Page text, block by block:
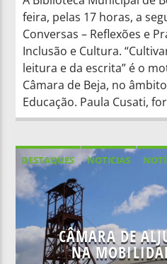
feira, pelas 17 horas, a
Conversas – Reflexões e
Inclusão e Cultura.
leitura e da escrita” é o
Câmara de Beja, no
Educação. Paula Cusati,
DESTAQUES NOTICIAS
NOTÍCIAS NACIONAIS
CÂMARA DE
NA